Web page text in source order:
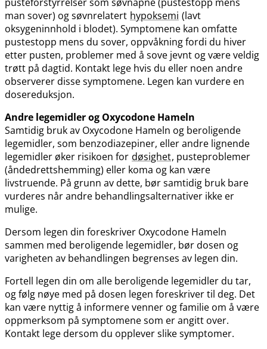
man sover) og søvnrelatert hypoksemi (lavt
oksygeninnhold i blodet). Symptomene kan omfatte
pustestopp mens du sover, oppvåkning fordi du hiver
etter pusten, problemer med å sove jevnt og være veldig
trøtt på dagtid. Kontakt lege hvis du eller noen andre
observerer disse symptomene. Legen kan vurdere en
dosereduksjon.
Andre legemidler og Oxycodone Hameln
Samtidig bruk av Oxycodone Hameln og beroligende
legemidler, som benzodiazepiner, eller andre lignende
legemidler øker risikoen for døsighet, pusteproblemer
(åndedrettshemming) eller koma og kan være
livstruende. På grunn av dette, bør samtidig bruk bare
vurderes når andre behandlingsalternativer ikke er
mulige.
Dersom legen din foreskriver Oxycodone Hameln
sammen med beroligende legemidler, bør dosen og
varigheten av behandlingen begrenses av legen din.
Fortell legen din om alle beroligende legemidler du tar,
og følg nøye med på dosen legen foreskriver til deg. Det
kan være nyttig å informere venner og familie om å være
oppmerksom på symptomene som er angitt over.
Kontakt lege dersom du opplever slike symptomer.